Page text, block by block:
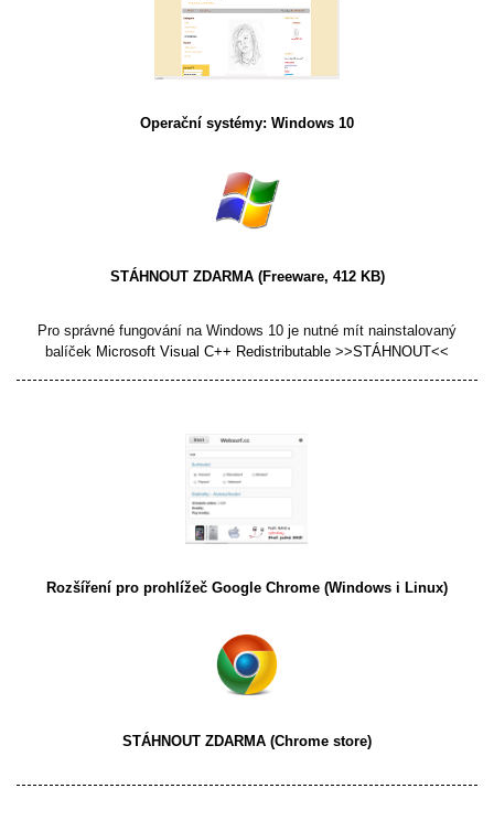
Operační systémy: Windows 10
STÁHNOUT ZDARMA (Freeware, 412 KB)
Pro správné fungování na Windows 10 je nutné mít nainstalovaný
balíček Microsoft Visual C++ Redistributable >>STÁHNOUT<<
Rozšíření pro prohlížeč Google Chrome (Windows i Linux)
STÁHNOUT ZDARMA (Chrome store)